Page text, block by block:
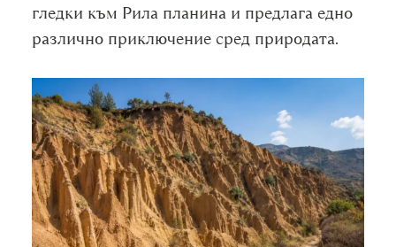
гледки към Рила планина и предлага едно
различно приключение сред природата.